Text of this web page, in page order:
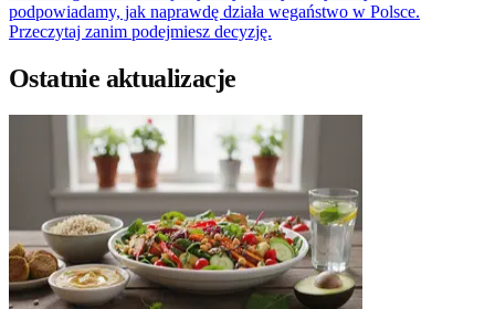
podpowiadamy, jak naprawdę działa wegaństwo w Polsce.
Przeczytaj zanim podejmiesz decyzję.
Ostatnie aktualizacje